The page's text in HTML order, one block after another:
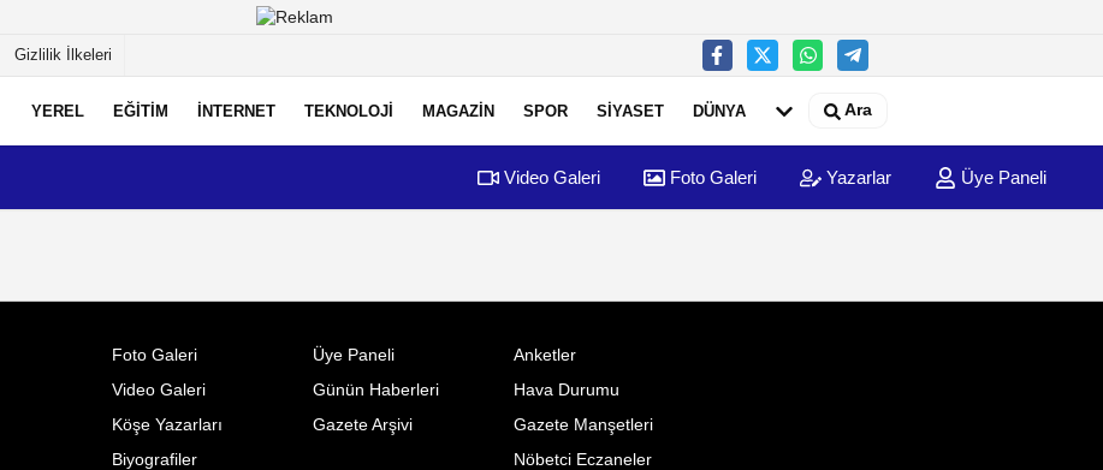
Gizlilik İlkeleri
YEREL EĞİTİM İNTERNET TEKNOLOJİ MAGAZİN SPOR SİYASET DÜNYA Ara
Video Galeri Foto Galeri Yazarlar Üye Paneli
Foto Galeri
Video Galeri
Köşe Yazarları
Biyografiler
Üye Paneli
Günün Haberleri
Gazete Arşivi
Anketler
Hava Durumu
Gazete Manşetleri
Nöbetci Eczaneler